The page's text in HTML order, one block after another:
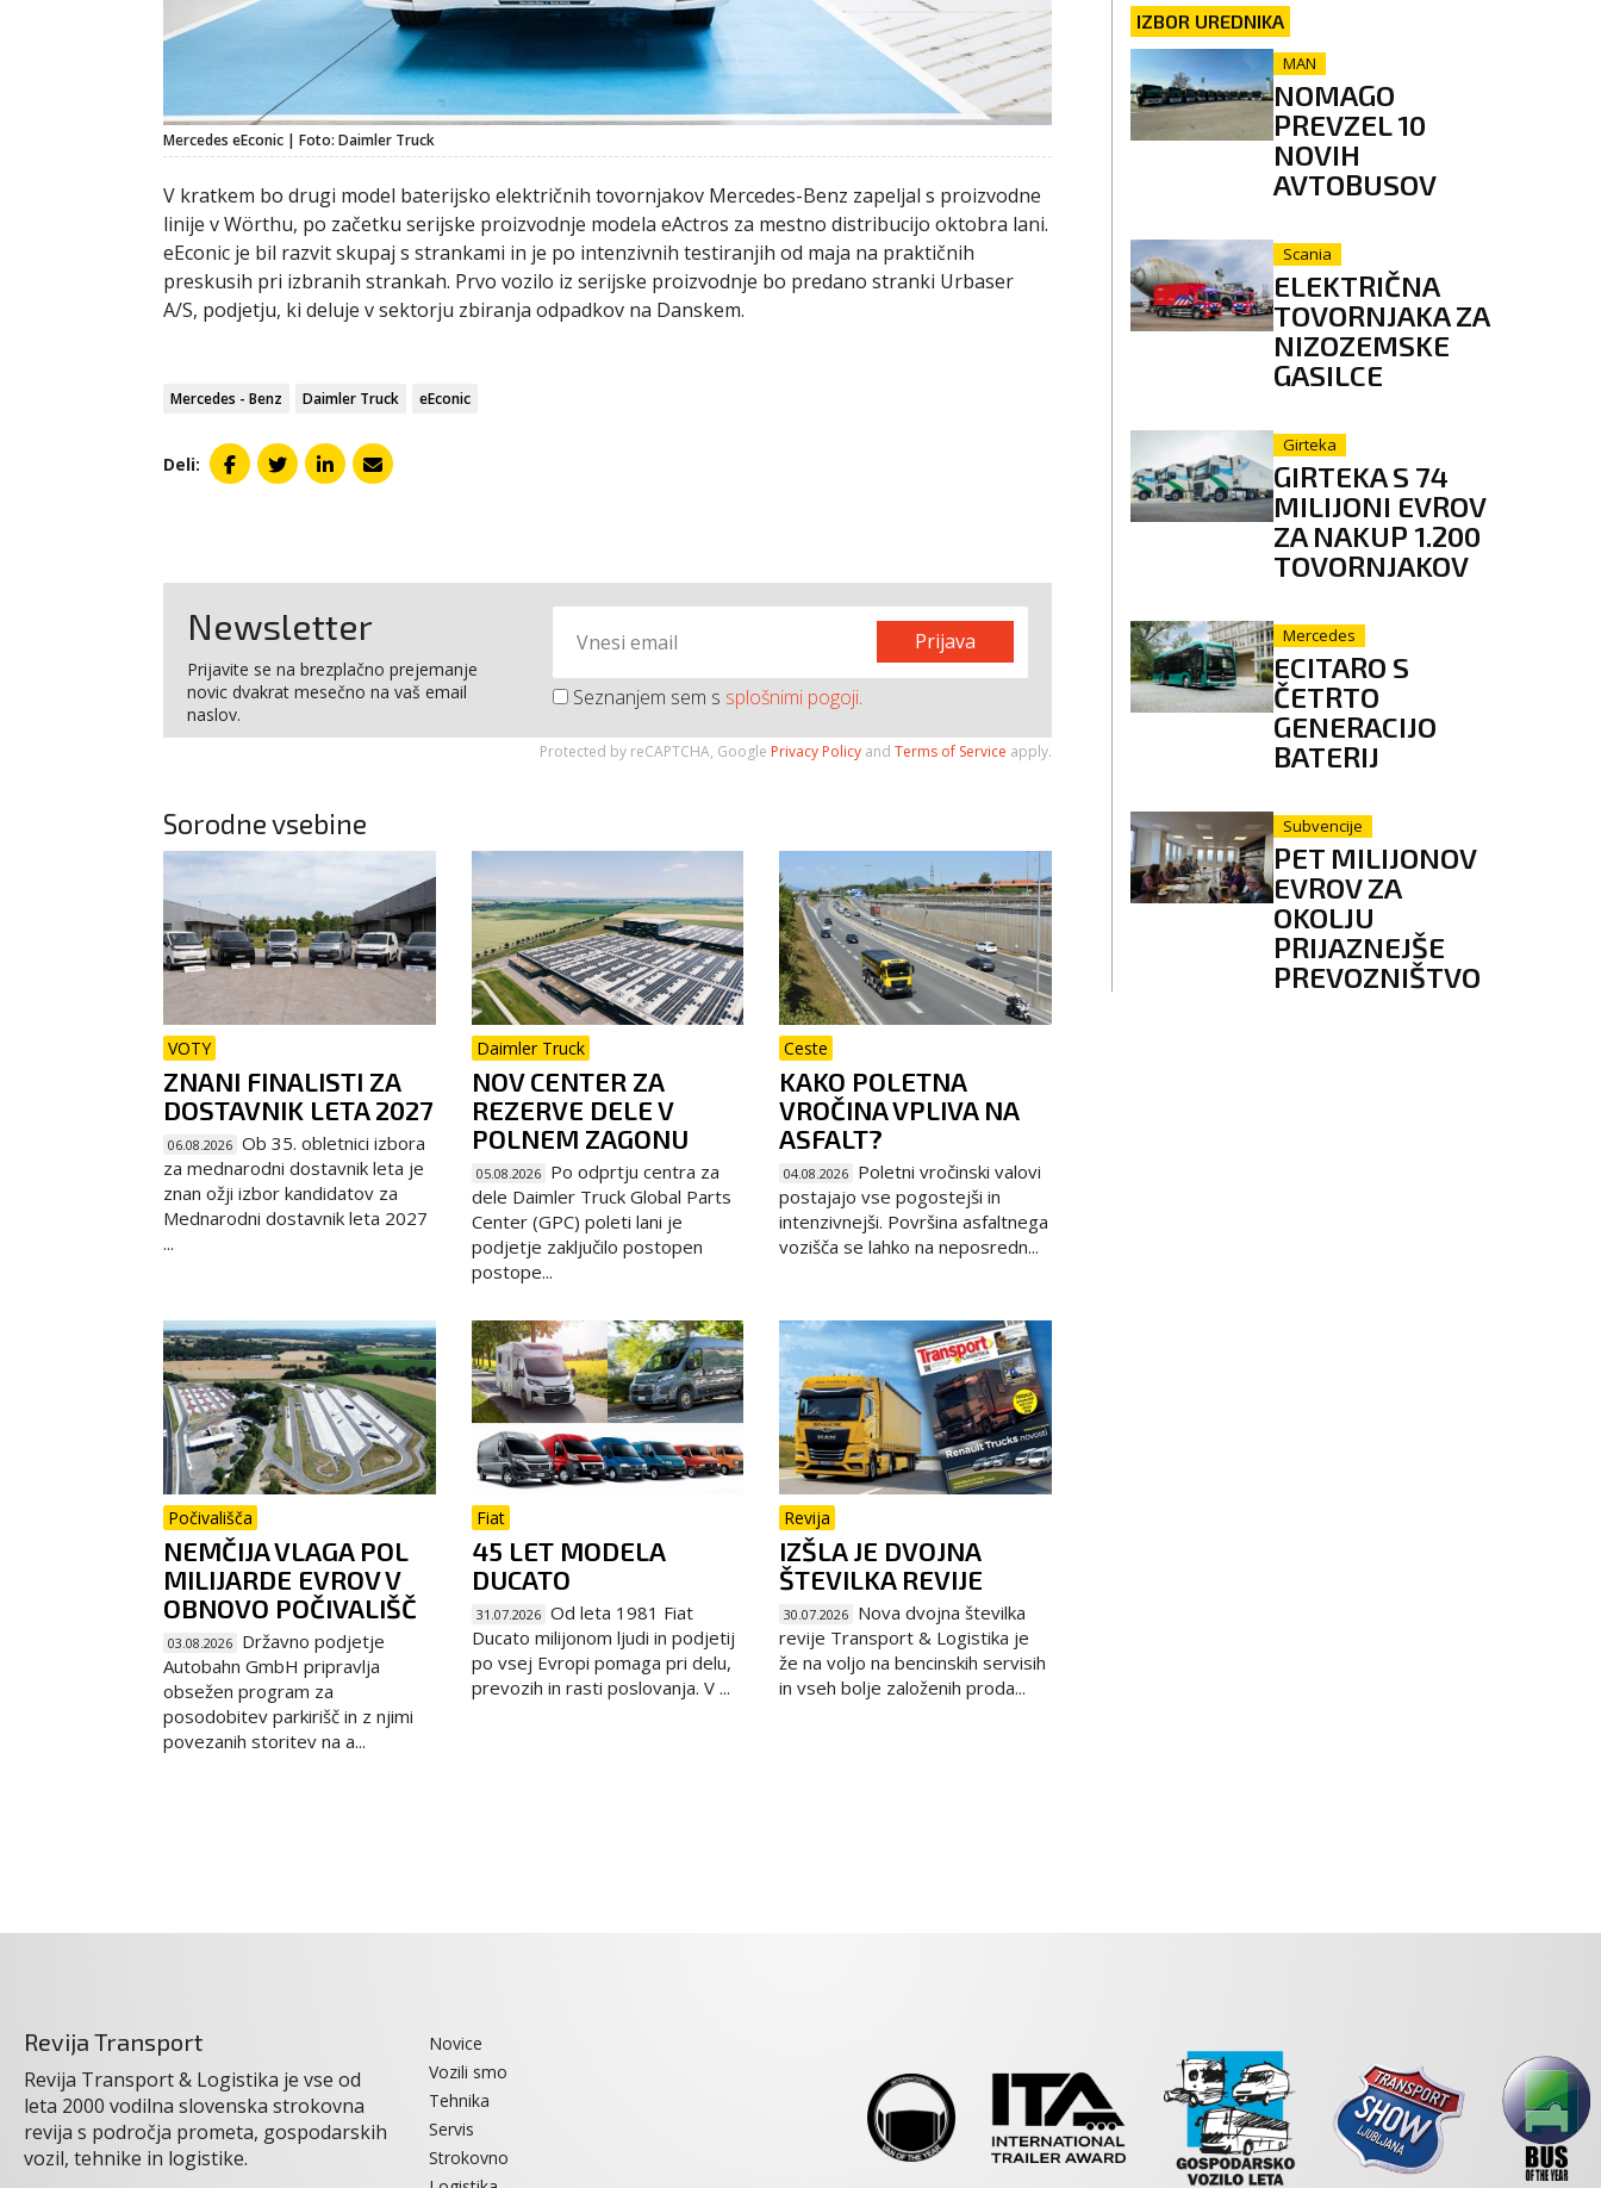
Mercedes eEconic | Foto: Daimler Truck
V kratkem bo drugi model baterijsko električnih tovornjakov Mercedes-Benz zapeljal s proizvodne
linije v Wörthu, po začetku serijske proizvodnje modela eActros za mestno distribucijo oktobra lani.
eEconic je bil razvit skupaj s strankami in je po intenzivnih testiranjih od maja na praktičnih
preskusih pri izbranih strankah. Prvo vozilo iz serijske proizvodnje bo predano stranki Urbaser
A/S, podjetju, ki deluje v sektorju zbiranja odpadkov na Danskem.
Mercedes - Benz Daimler Truck eEconic
Deli:
Newsletter
Prijavite se na brezplačno prejemanje
novic dvakrat mesečno na vaš email
naslov.
Prijava
Seznanjem sem s splošnimi pogoji.
Protected by reCAPTCHA, Google Privacy Policy andTerms of Service apply.
Sorodne vsebine
VOTY
ZNANI FINALISTI ZA
DOSTAVNIK LETA 2027
06.08.2026 Ob 35. obletnici izbora
za mednarodni dostavnik leta je
znan ožji izbor kandidatov za
Mednarodni dostavnik leta 2027
...
Daimler Truck
NOV CENTER ZA
REZERVE DELE V
POLNEM ZAGONU
05.08.2026
Po odprtju centra za
dele Daimler Truck Global Parts
Center (GPC) poleti lani je
podjetje zaključilo postopen
postope...
Ceste
KAKO POLETNA
VROČINA VPLIVA NA
ASFALT?
04.08.2026 Poletni vročinski valovi
postajajo vse pogostejši in
intenzivnejši. Površina asfaltnega
vozišča se lahko na neposredn...
Počivališča
NEMČIJA VLAGA POL
MILIJARDE EVROV V
OBNOVO POČIVALIŠČ
03.08.2026
Državno podjetje
Autobahn GmbH pripravlja
obsežen program za
posodobitev parkirišč in z njimi
povezanih storitev na a...
Fiat
45 LET MODELA
DUCATO
31.07.2026 Od leta 1981 Fiat
Ducato milijonom ljudi in podjetij
po vsej Evropi pomaga pri delu,
prevozih in rasti poslovanja. V ...
Revija
IZŠLA JE DVOJNA
ŠTEVILKA REVIJE
30.07.2026 Nova dvojna številka
revije Transport & Logistika je
že na voljo na bencinskih servisih
in vseh bolje založenih proda...
IZBOR UREDNIKA
MAN
NOMAGO
PREVZEL 10
NOVIH
AVTOBUSOV
Scania
ELEKTRIČNA
TOVORNJAKA ZA
NIZOZEMSKE
GASILCE
Girteka
GIRTEKA S 74
MILIJONI EVROV
ZA NAKUP 1.200
TOVORNJAKOV
Mercedes
ECITARO S
ČETRTO
GENERACIJO
BATERIJ
Subvencije
PET MILIJONOV
EVROV ZA
OKOLJU
PRIJAZNEJŠE
PREVOZNIŠTVO
Revija Transport
Revija Transport & Logistika je vse od
leta 2000 vodilna slovenska strokovna
revija s področja prometa, gospodarskih
vozil, tehnike in logistike.
Novice
Vozili smo
Tehnika
Servis
Strokovno